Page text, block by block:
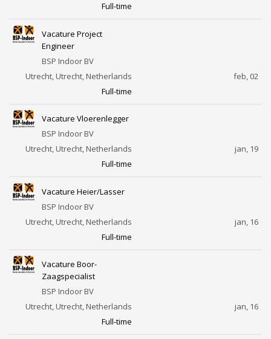
Full-time
Vacature Project
Engineer
BSP Indoor BV
Utrecht, Utrecht, Netherlands
Full-time
feb, 02
Vacature Vloerenlegger
BSP Indoor BV
Utrecht, Utrecht, Netherlands
Full-time
jan, 19
Vacature Heier/Lasser
BSP Indoor BV
Utrecht, Utrecht, Netherlands
Full-time
jan, 16
Vacature Boor-
Zaagspecialist
BSP Indoor BV
Utrecht, Utrecht, Netherlands
Full-time
jan, 16